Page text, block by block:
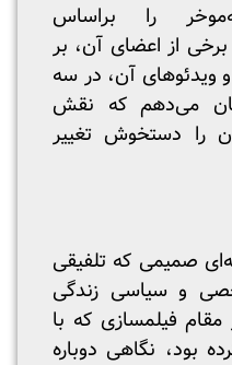
را براساس
از اعضای آن، بر
ویدئوهای آن، در سه
می‌دهم که نقش
را دستخوش تغییر
صمیمی که تلفیقی
و سیاسی زندگی
فیلمسازی که با
بود، نگاهی دوباره